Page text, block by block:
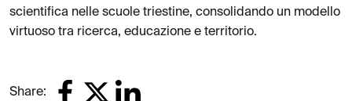
scientifica nelle scuole triestine, consolidando un modello
virtuoso tra ricerca, educazione e territorio.
Share: